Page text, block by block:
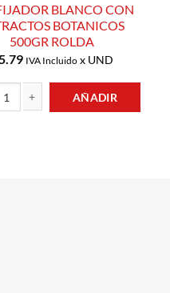
BLANCO CON
BOTANICOS
500GR ROLDA
IVA Incluidox UND
AÑADIR